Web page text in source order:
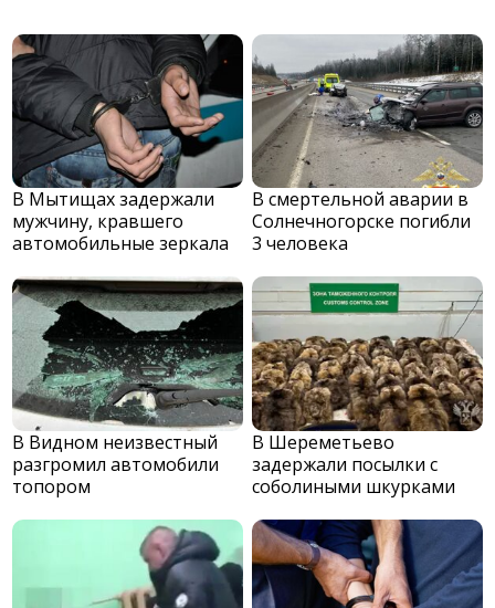
В Мытищах задержали
мужчину, кравшего
автомобильные зеркала
В смертельной аварии в
Солнечногорске погибли
3 человека
В Видном неизвестный
разгромил автомобили
топором
В Шереметьево
задержали посылки с
соболиными шкурками